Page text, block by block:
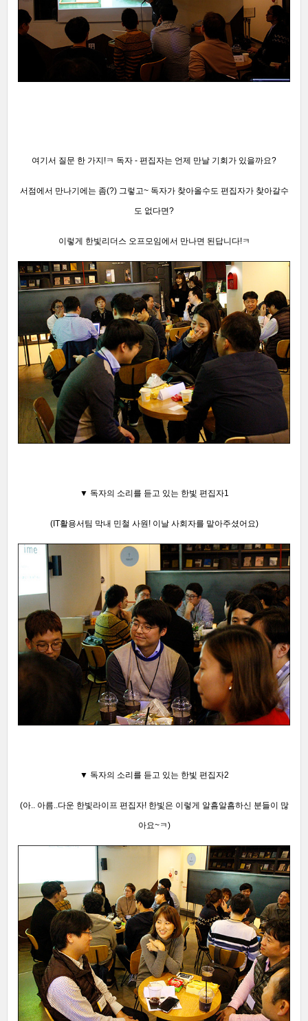
여기서 질문 한 가지!ㅋ 독자 - 편집자는 언제 만날 기회가 있을까요?
서점에서 만나기에는 좀(?) 그렇고~ 독자가 찾아올수도 편집자가 찾아갈수
도 없다면?
이렇게 한빛리더스 오프모임에서 만나면 된답니다!ㅋ
▼ 독자의 소리를 듣고 있는 한빛 편집자1
(IT활용서팀 막내 민철 사원! 이날 사회자를 맡아주셨어요)
▼ 독자의 소리를 듣고 있는 한빛 편집자2
(아.. 아름..다운 한빛라이프 편집자! 한빛은 이렇게 알흠알흠하신 분들이 많
아요~ㅋ)